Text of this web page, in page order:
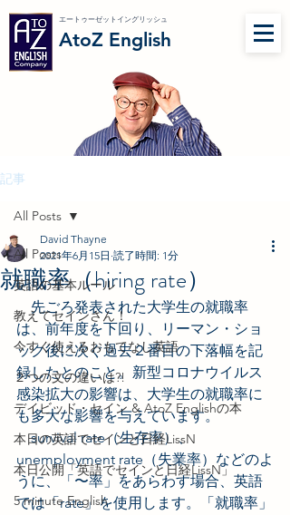
AtoZ English
エートゥーゼットイングリッシュ
記事
All Posts
英語の基本ルール
教えてセインさん！
今すぐ使えるおもてなし英語
２つの文の違いは?!
デイビッド・セイン & AtoZ Englishの本
本日の英語でセインと日経LissN
本日公開「英語でセインと日経LissN」
5 minute English
All Posts
就職率（hiring rate）
David Thayne
2021年6月15日 読了時間: 1分
先ごろ発表された大学生の就職率
は、前年度を下回り、リーマン・ショ
ック後に次ぐ過去２番目の下落幅を記
録したとのこと。新型コロナウイルス
感染拡大の影響は、大学生の就職率に
も多大な影響を与えています。
survival rate（生存率）、
unemployment rate（失業率）などのよ
うに、「〜率」をあらわす場合、英語
では「rate」を使用します。「就職率」